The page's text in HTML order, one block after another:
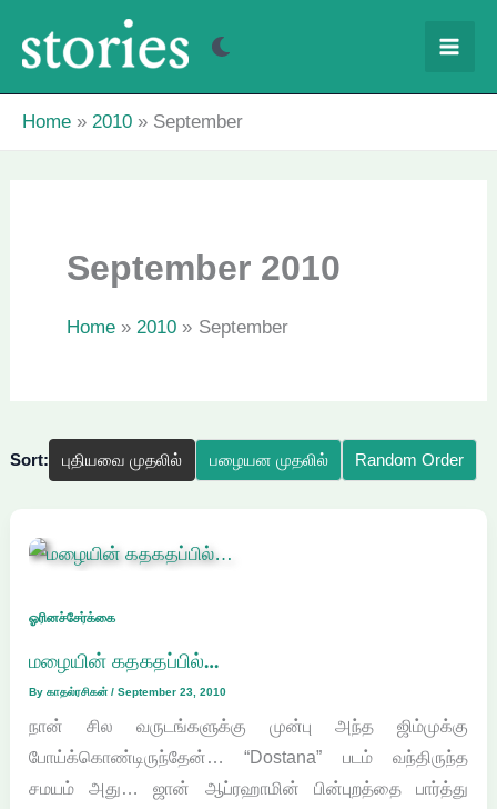
Home
2010 September
September 2010
Home 2010 September
Sort: புதியவை முதலில் பழையன முதலில் Random Order
ஓரினச்சேர்க்கை
மழையின் கதகதப்பில்…
Byகாதல்ரசிகன்/September 23, 2010
நான் சில வருடங்களுக்கு முன்பு அந்த ஜிம்முக்கு
போய்க்கொண்டிருந்தேன்… “Dostana” படம் வந்திருந்த
சமயம் அது… ஜான் ஆப்ரஹாமின் பின்புறத்தை பார்த்து